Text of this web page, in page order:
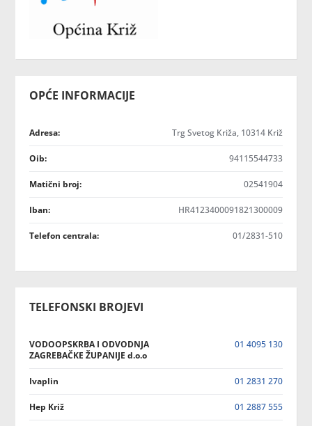
OPĆE INFORMACIJE
Adresa: Trg Svetog Križa, 10314 Križ
Oib: 94115544733
Matični broj: 02541904
Iban: HR4123400091821300009
Telefon centrala: 01/2831-510
TELEFONSKI BROJEVI
VODOOPSKRBA I ODVODNJA
ZAGREBAČKE ŽUPANIJE d.o.o
01 4095 130
Ivaplin 01 2831 270
Hep Križ 01 2887 555